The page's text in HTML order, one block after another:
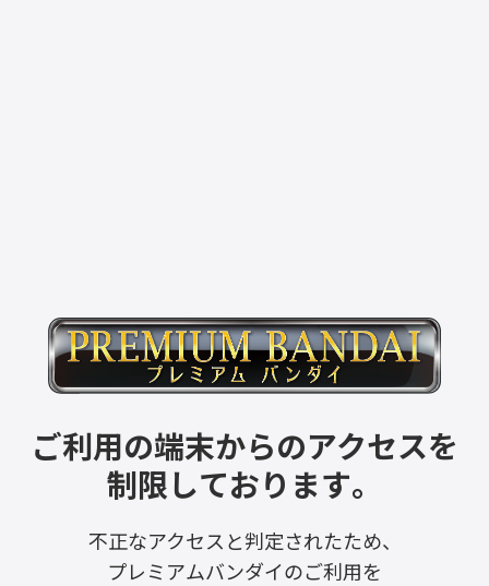
ご利用の端末からのアクセスを
制限しております。
不正なアクセスと判定されたため、
プレミアムバンダイのご利用を